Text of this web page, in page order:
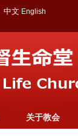
中文 English
关于教会